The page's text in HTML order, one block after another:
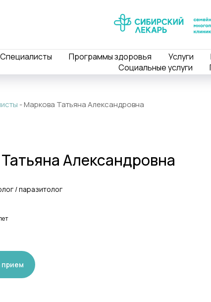
Специалисты Программы здоровья Услуги
Социальные услуги
-Маркова Татьяна Александровна
Александровна
/ паразитолог
прием